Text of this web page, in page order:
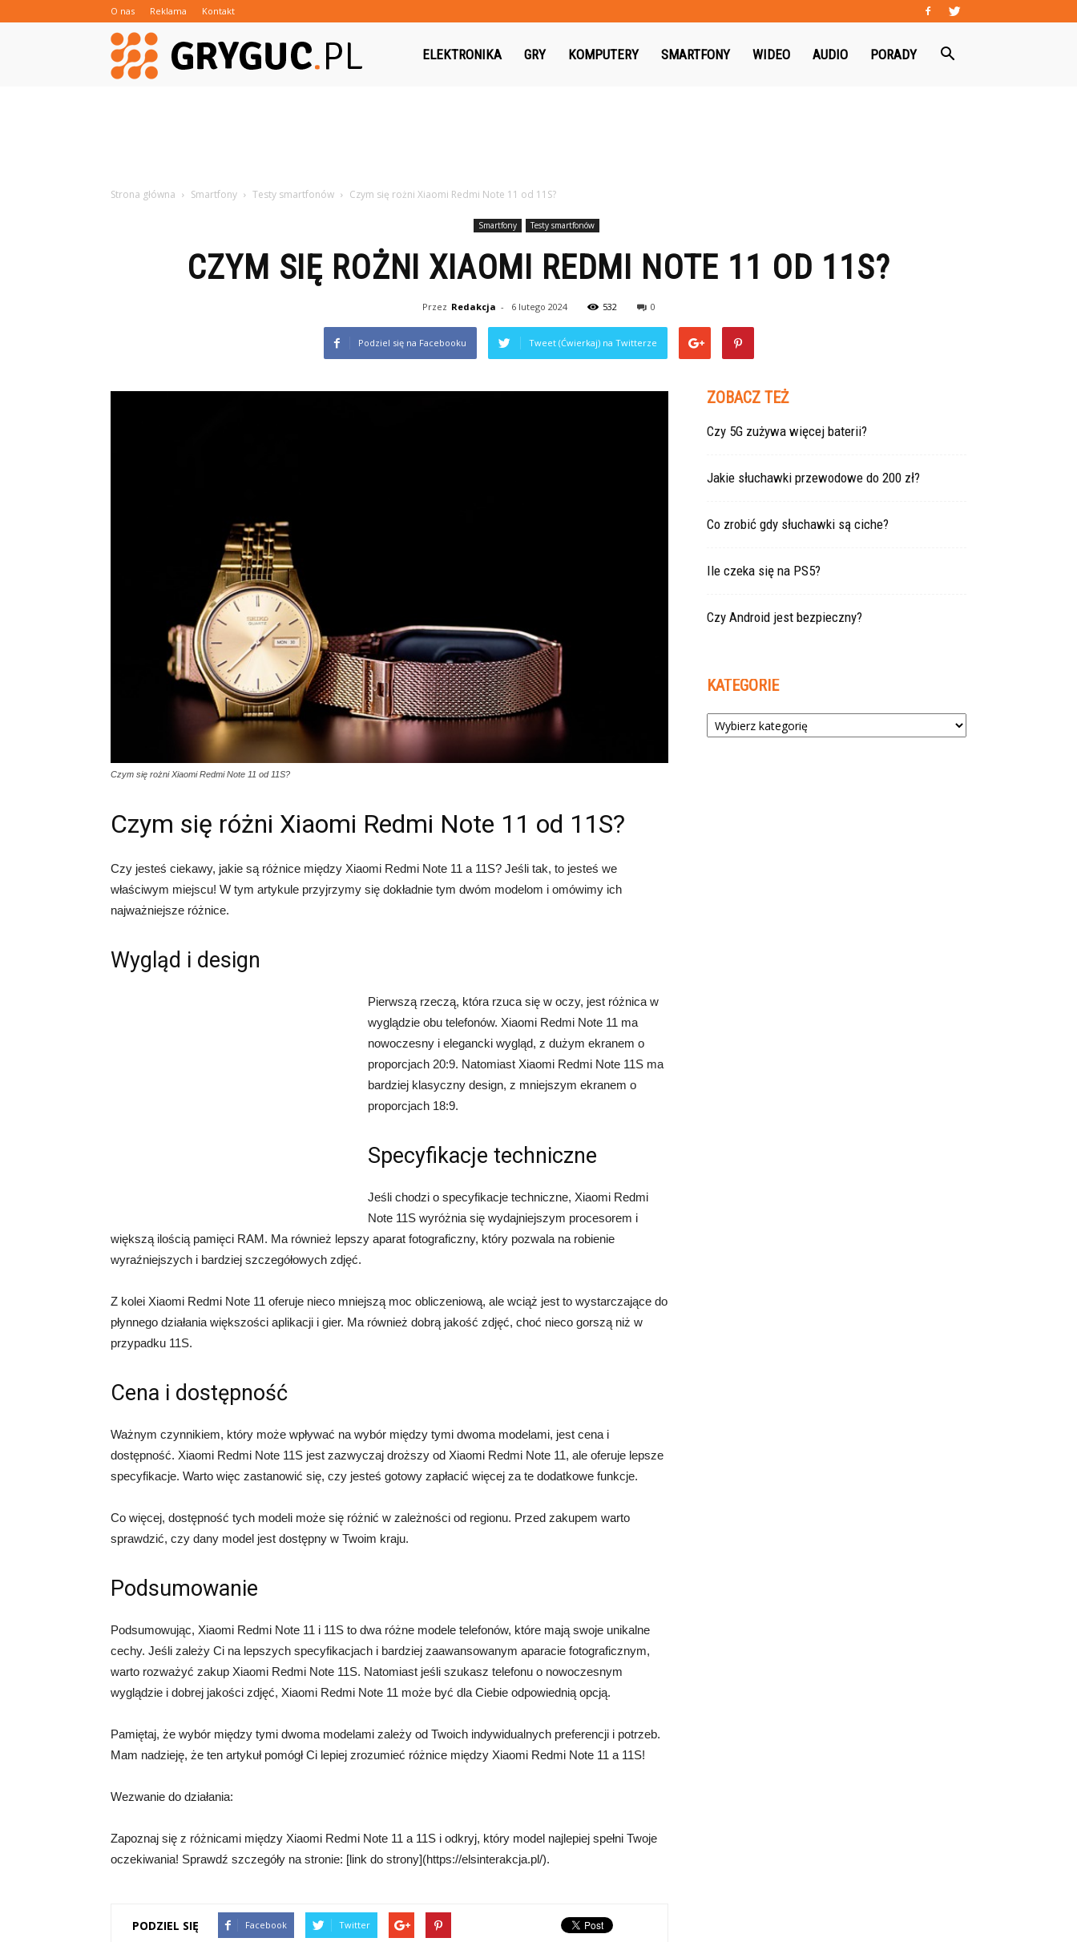
O nas Reklama Kontakt
ELEKTRONIKA GRY KOMPUTERY SMARTFONY WIDEO AUDIO PORADY
Strona główna Smartfony Testy smartfonów Czym się rożni Xiaomi Redmi Note 11 od 11S?
Smartfony Testy smartfonów
CZYM SIĘ ROŻNI XIAOMI REDMI NOTE 11 OD 11S?
Przez Redakcja - 6 lutego 2024 532 0
Podziel się na Facebooku Tweet (Ćwierkaj) na Twitterze
Czym się rożni Xiaomi Redmi Note 11 od 11S?
Czym się różni Xiaomi Redmi Note 11 od 11S?
Czy jesteś ciekawy, jakie są różnice między Xiaomi Redmi Note 11 a 11S? Jeśli tak, to jesteś we
właściwym miejscu! W tym artykule przyjrzymy się dokładnie tym dwóm modelom i omówimy ich
najważniejsze różnice.
Wygląd i design
Pierwszą rzeczą, która rzuca się w oczy, jest różnica w
wyglądzie obu telefonów. Xiaomi Redmi Note 11 ma
nowoczesny i elegancki wygląd, z dużym ekranem o
proporcjach 20:9. Natomiast Xiaomi Redmi Note 11S ma
bardziej klasyczny design, z mniejszym ekranem o
proporcjach 18:9.
Specyfikacje techniczne
Jeśli chodzi o specyfikacje techniczne, Xiaomi Redmi
Note 11S wyróżnia się wydajniejszym procesorem i
większą ilością pamięci RAM. Ma również lepszy aparat fotograficzny, który pozwala na robienie
wyraźniejszych i bardziej szczegółowych zdjęć.
Z kolei Xiaomi Redmi Note 11 oferuje nieco mniejszą moc obliczeniową, ale wciąż jest to wystarczające do
płynnego działania większości aplikacji i gier. Ma również dobrą jakość zdjęć, choć nieco gorszą niż w
przypadku 11S.
Cena i dostępność
Ważnym czynnikiem, który może wpływać na wybór między tymi dwoma modelami, jest cena i
dostępność. Xiaomi Redmi Note 11S jest zazwyczaj droższy od Xiaomi Redmi Note 11, ale oferuje lepsze
specyfikacje. Warto więc zastanowić się, czy jesteś gotowy zapłacić więcej za te dodatkowe funkcje.
Co więcej, dostępność tych modeli może się różnić w zależności od regionu. Przed zakupem warto
sprawdzić, czy dany model jest dostępny w Twoim kraju.
Podsumowanie
Podsumowując, Xiaomi Redmi Note 11 i 11S to dwa różne modele telefonów, które mają swoje unikalne
cechy. Jeśli zależy Ci na lepszych specyfikacjach i bardziej zaawansowanym aparacie fotograficznym,
warto rozważyć zakup Xiaomi Redmi Note 11S. Natomiast jeśli szukasz telefonu o nowoczesnym
wyglądzie i dobrej jakości zdjęć, Xiaomi Redmi Note 11 może być dla Ciebie odpowiednią opcją.
Pamiętaj, że wybór między tymi dwoma modelami zależy od Twoich indywidualnych preferencji i potrzeb.
Mam nadzieję, że ten artykuł pomógł Ci lepiej zrozumieć różnice między Xiaomi Redmi Note 11 a 11S!
Wezwanie do działania:
Zapoznaj się z różnicami między Xiaomi Redmi Note 11 a 11S i odkryj, który model najlepiej spełni Twoje
oczekiwania! Sprawdź szczegóły na stronie: [link do strony](https://elsinterakcja.pl/).
PODZIEL SIĘ Facebook Twitter
ZOBACZ TEŻ
Czy 5G zużywa więcej baterii?
Jakie słuchawki przewodowe do 200 zł?
Co zrobić gdy słuchawki są ciche?
Ile czeka się na PS5?
Czy Android jest bezpieczny?
KATEGORIE
Kategorie